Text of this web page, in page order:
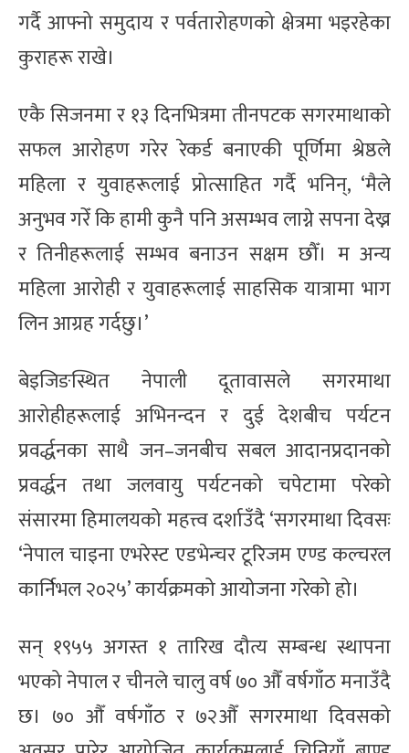
गर्दै आफ्नो समुदाय र पर्वतारोहणको क्षेत्रमा भइरहेका
कुराहरू राखे।
एकै सिजनमा र १३ दिनभित्रमा तीनपटक सगरमाथाको
सफल आरोहण गरेर रेकर्ड बनाएकी पूर्णिमा श्रेष्ठले
महिला र युवाहरूलाई प्रोत्साहित गर्दै भनिन्, ‘मैले
अनुभव गरेँ कि हामी कुनै पनि असम्भव लाग्ने सपना देख्न
र तिनीहरूलाई सम्भव बनाउन सक्षम छौँ। म अन्य
महिला आरोही र युवाहरूलाई साहसिक यात्रामा भाग
लिन आग्रह गर्दछु।’
बेइजिङस्थित नेपाली दूतावासले सगरमाथा
आरोहीहरूलाई अभिनन्दन र दुई देशबीच पर्यटन
प्रवर्द्धनका साथै जन–जनबीच सबल आदानप्रदानको
प्रवर्द्धन तथा जलवायु पर्यटनको चपेटामा परेको
संसारमा हिमालयको महत्त्व दर्शाउँदै ‘सगरमाथा दिवसः
‘नेपाल चाइना एभरेस्ट एडभेन्चर टूरिजम एण्ड कल्चरल
कार्निभल २०२५’ कार्यक्रमको आयोजना गरेको हो।
सन् १९५५ अगस्त १ तारिख दौत्य सम्बन्ध स्थापना
भएको नेपाल र चीनले चालु वर्ष ७० औँ वर्षगाँठ मनाउँदै
छ। ७० औँ वर्षगाँठ र ७२औँ सगरमाथा दिवसको